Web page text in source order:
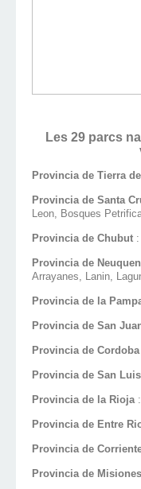
Les 29 parcs
Provincia de Tierra
Provincia de Santa
Leon, Bosques
Provincia de Chubut :
Provincia de Neuquen
Arrayanes, Lanin,
Provincia de la
Provincia de San
Provincia de Cordoba
Provincia de San Luis
Provincia de la Rioja:
Provincia de Entre
Provincia de
Provincia de Misiones